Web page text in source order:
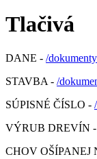
Tlačivá
DANE - /
STAVBA - /
SÚPISNÉ ČÍSLO -
VÝRUB DREVÍN -
CHOV OŠÍPANEJ